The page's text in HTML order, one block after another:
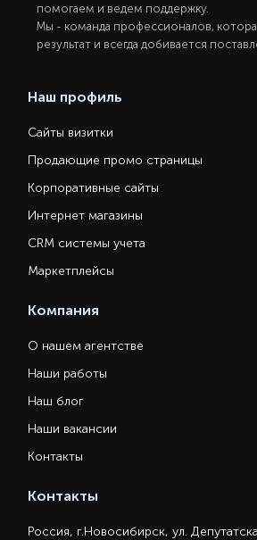
помогаем и ведем поддержку.
Мы - команда профессионалов,
результат и всегда добивается
Наш профиль
Сайты визитки
Продающие промо страницы
Корпоративные сайты
Интернет магазины
CRM системы учета
Маркетплейсы
Компания
О нашем агентстве
Наши работы
Наш блог
Наши вакансии
Контакты
Контакты
Россия, г.Новосибирск, ул.